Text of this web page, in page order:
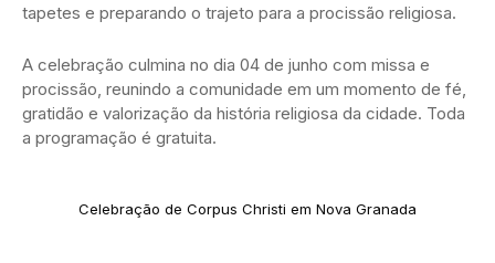
tapetes e preparando o trajeto para a procissão religiosa.
A celebração culmina no dia 04 de junho com missa e
procissão, reunindo a comunidade em um momento de fé,
gratidão e valorização da história religiosa da cidade. Toda
a programação é gratuita.
Celebração de Corpus Christi em Nova Granada